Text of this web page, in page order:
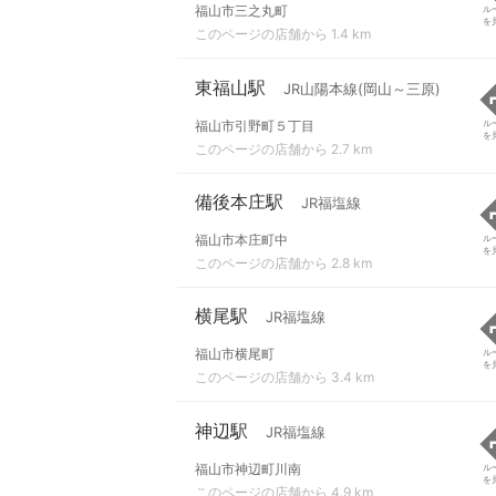
福山市三之丸町
このページの店舗から 1.4 km
ル
を
東福山駅 JR山陽本線(岡山～三原)
福山市引野町５丁目
このページの店舗から 2.7 km
ル
を
備後本庄駅 JR福塩線
福山市本庄町中
このページの店舗から 2.8 km
ル
を
横尾駅 JR福塩線
福山市横尾町
このページの店舗から 3.4 km
ル
を
神辺駅 JR福塩線
福山市神辺町川南
このページの店舗から 4.9 km
ル
を